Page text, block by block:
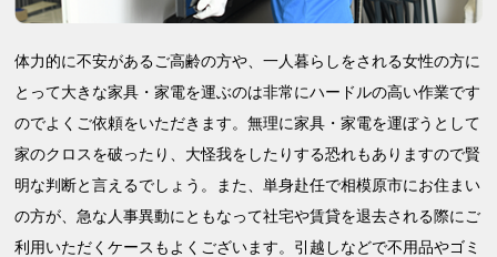
体力的に不安があるご高齢の方や、一人暮らしをされる女性の方に
とって大きな家具・家電を運ぶのは非常にハードルの高い作業です
のでよくご依頼をいただきます。無理に家具・家電を運ぼうとして
家のクロスを破ったり、大怪我をしたりする恐れもありますので賢
明な判断と言えるでしょう。また、単身赴任で相模原市にお住まい
の方が、急な人事異動にともなって社宅や賃貸を退去される際にご
利用いただくケースもよくございます。引越しなどで不用品やゴミ